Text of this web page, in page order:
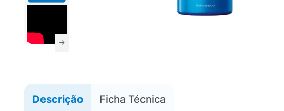
Descrição Ficha Técnica